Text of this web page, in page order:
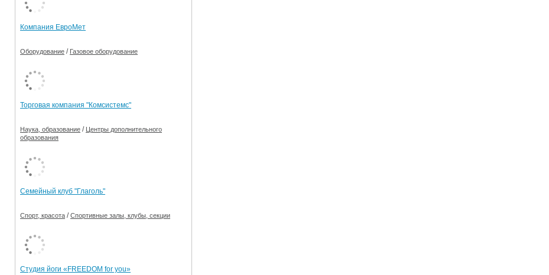
Компания ЕвроМет
Оборудование / Газовое оборудование
Торговая компания "Комсистемс"
Наука, образование / Центры дополнительного
образования
Семейный клуб "Глаголь"
Спорт, красота /Спортивные залы, клубы, секции
Студия йоги «FREEDOM for you»